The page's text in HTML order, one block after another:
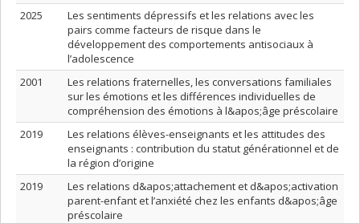
2025
Les sentiments dépressifs et les relations avec les
pairs comme facteurs de risque dans le
développement des comportements antisociaux à
l’adolescence
2001
Les relations fraternelles, les conversations familiales
sur les émotions et les différences individuelles de
compréhension des émotions à l&apos;âge préscolaire
2019
Les relations élèves-enseignants et les attitudes des
enseignants : contribution du statut générationnel et de
la région d’origine
2019
Les relations d&apos;attachement et d&apos;activation
parent-enfant et l’anxiété chez les enfants d&apos;âge
préscolaire